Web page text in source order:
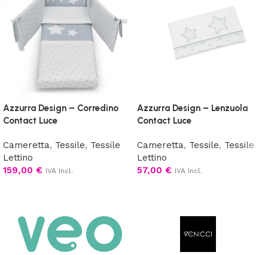
Azzurra Design – Corredino
Contact Luce
Cameretta, Tessile, Tessile
Lettino
159,00 € IVA Incl.
Azzurra Design – Lenzuola
Contact Luce
Cameretta, Tessile, Tessile
Lettino
57,00 € IVA Incl.